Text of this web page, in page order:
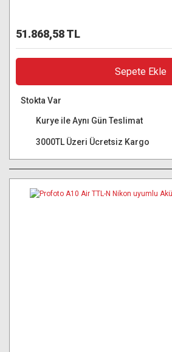
51.868,58 TL
Sepete Ekle
Stokta Var
Kurye ile Aynı Gün Teslimat
3000TL Üzeri Ücretsiz Kargo